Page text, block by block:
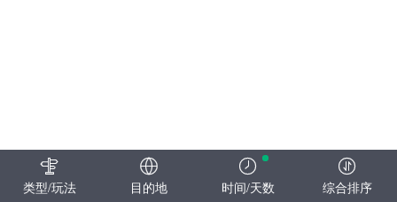
类型/玩法 目的地 时间/天数 综合排序